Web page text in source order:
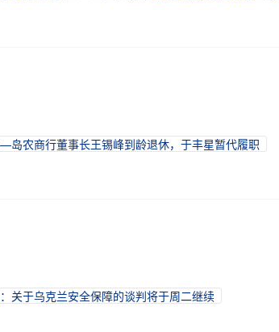
岛农商行董事长王锡峰到龄退休，于丰星暂代履职
关于乌克兰安全保障的谈判将于周二继续